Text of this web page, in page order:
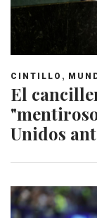
CINTILLO ,
El
Unidos